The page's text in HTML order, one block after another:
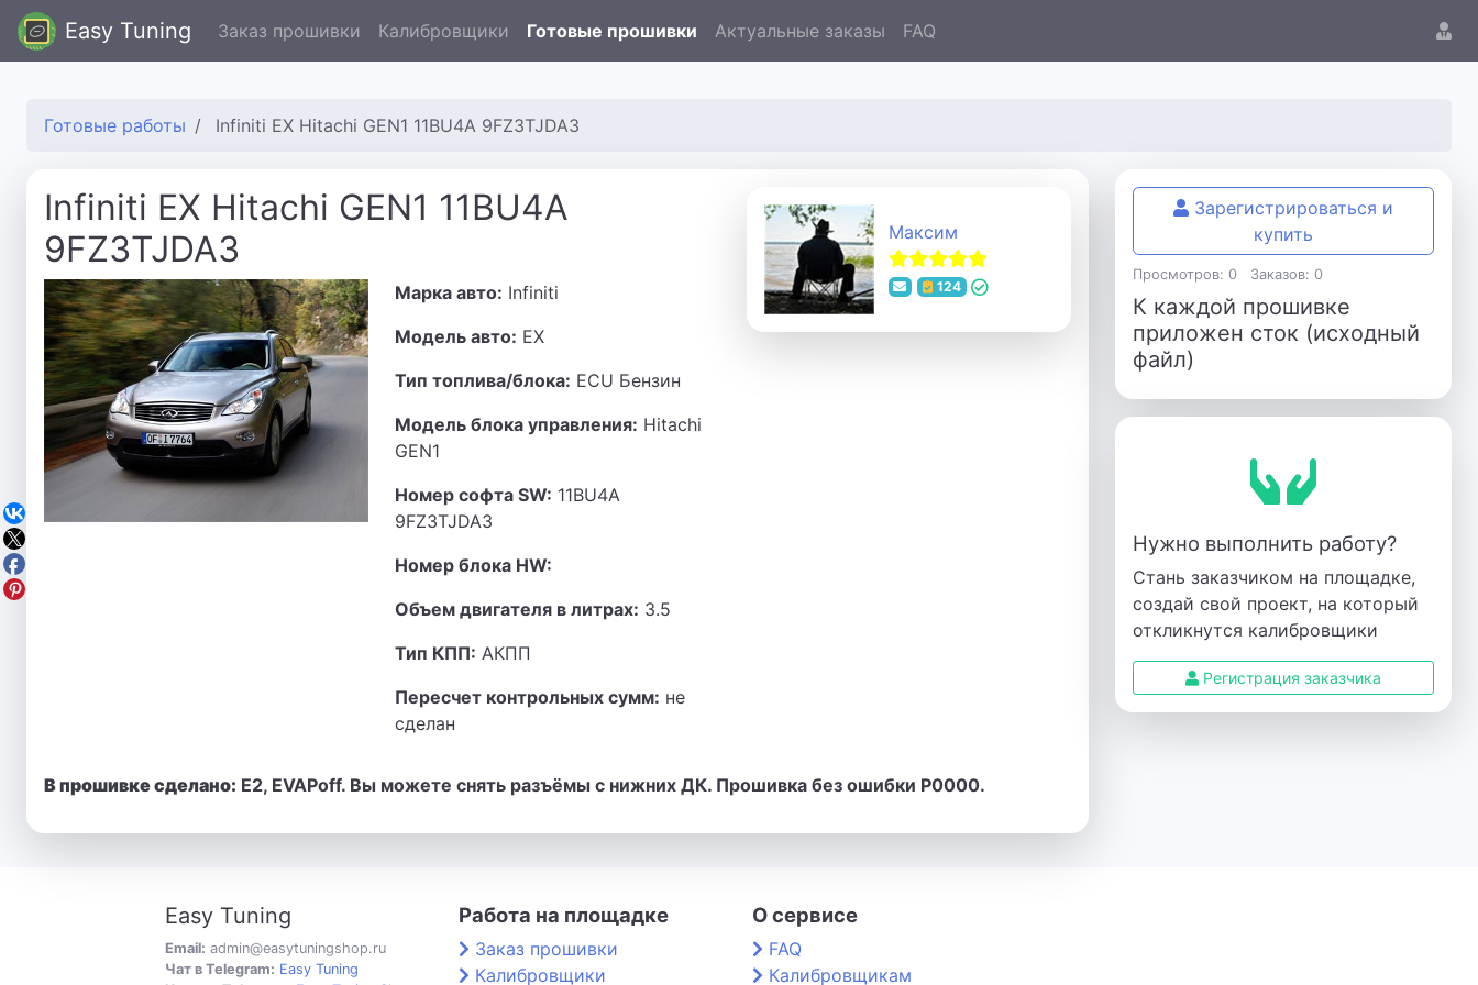
Easy Tuning Заказ прошивки Калибровщики Готовые прошивки Актуальные заказы FAQ
Готовые работы Infiniti EX Hitachi GEN1 11BU4A​ 9FZ3TJDA3
Infiniti EX Hitachi GEN1 11BU4A​
9FZ3TJDA3
Марка авто: Infiniti
Модель авто: EX
Тип топлива/блока: ECU Бензин
Модель блока управления: Hitachi
GEN1
Номер софта SW: 11BU4A​
9FZ3TJDA3
Номер блока HW:
Объем двигателя в литрах: 3.5
Тип КПП: АКПП
Пересчет контрольных сумм: не
сделан
Максим
124
В прошивке сделано: E2, EVAPoff. Вы можете снять разъёмы с нижних ДК. Прошивка без ошибки P0000.
Зарегистрироваться и
купить
Просмотров: 0 Заказов: 0
К каждой прошивке
приложен сток (исходный
файл)
Нужно выполнить работу?
Стань заказчиком на площадке,
создай свой проект, на который
откликнутся калибровщики
Регистрация заказчика
Easy Tuning
Email: admin@easytuningshop.ru
Чат в Telegram: Easy Tuning
Работа на площадке
Заказ прошивки
Калибровщики
О сервисе
FAQ
Калибровщикам